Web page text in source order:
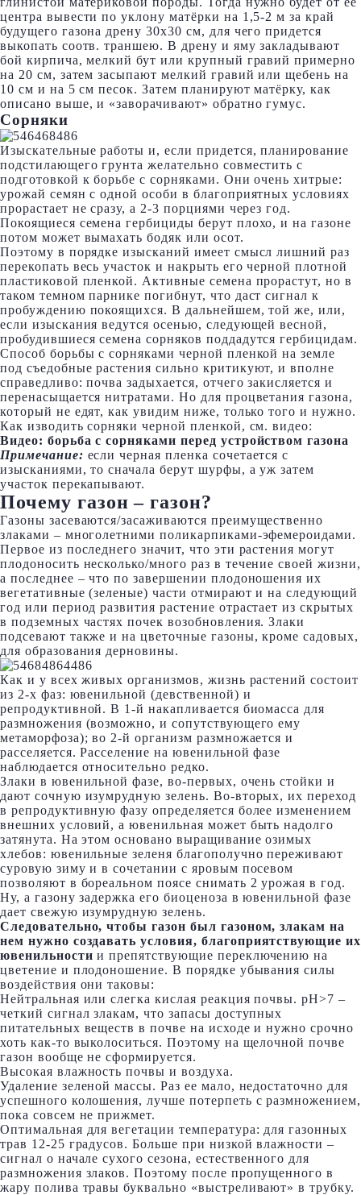
центра вывести по уклону матёрки на 1,5-2 м за край
будущего газона дрену 30х30 см, для чего придется
выкопать соотв. траншею. В дрену и яму закладывают
бой кирпича, мелкий бут или крупный гравий примерно
на 20 см, затем засыпают мелкий гравий или щебень на
10 см и на 5 см песок. Затем планируют матёрку, как
описано выше, и «заворачивают» обратно гумус.
Сорняки
Изыскательные работы и, если придется, планирование
подстилающего грунта желательно совместить с
подготовкой к борьбе с сорняками. Они очень хитрые:
урожай семян с одной особи в благоприятных условиях
прорастает не сразу, а 2-3 порциями через год.
Покоящиеся семена гербициды берут плохо, и на газоне
потом может вымахать бодяк или осот.
Поэтому в порядке изысканий имеет смысл лишний раз
перекопать весь участок и накрыть его черной плотной
пластиковой пленкой. Активные семена прорастут, но в
таком темном парнике погибнут, что даст сигнал к
пробуждению покоящихся. В дальнейшем, той же, или,
если изыскания ведутся осенью, следующей весной,
пробудившиеся семена сорняков поддадутся гербицидам.
Способ борьбы с сорняками черной пленкой на земле
под съедобные растения сильно критикуют, и вполне
справедливо: почва задыхается, отчего закисляется и
перенасыщается нитратами. Но для процветания газона,
который не едят, как увидим ниже, только того и нужно.
Как изводить сорняки черной пленкой, см. видео:
Видео: борьба с сорняками перед устройством газона
Примечание: если черная пленка сочетается с
изысканиями, то сначала берут шурфы, а уж затем
участок перекапывают.
Почему газон – газон?
Газоны засеваются/засаживаются преимущественно
злаками – многолетними поликарпиками-эфемероидами.
Первое из последнего значит, что эти растения могут
плодоносить несколько/много раз в течение своей жизни,
а последнее – что по завершении плодоношения их
вегетативные (зеленые) части отмирают и на следующий
год или период развития растение отрастает из скрытых
в подземных частях почек возобновления. Злаки
подсевают также и на цветочные газоны, кроме садовых,
для образования дерновины.
Как и у всех живых организмов, жизнь растений состоит
из 2-х фаз: ювенильной (девственной) и
репродуктивной. В 1-й накапливается биомасса для
размножения (возможно, и сопутствующего ему
метаморфоза); во 2-й организм размножается и
расселяется. Расселение на ювенильной фазе
наблюдается относительно редко.
Злаки в ювенильной фазе, во-первых, очень стойки и
дают сочную изумрудную зелень. Во-вторых, их переход
в репродуктивную фазу определяется более изменением
внешних условий, а ювенильная может быть надолго
затянута. На этом основано выращивание озимых
хлебов: ювенильные зеленя благополучно переживают
суровую зиму и в сочетании с яровым посевом
позволяют в бореальном поясе снимать 2 урожая в год.
Ну, а газону задержка его биоценоза в ювенильной фазе
дает свежую изумрудную зелень.
Следовательно, чтобы газон был газоном, злакам на
нем нужно создавать условия, благоприятствующие их
ювенильности и препятствующие переключению на
цветение и плодоношение. В порядке убывания силы
воздействия они таковы:
Нейтральная или слегка кислая реакция почвы. pH>7 –
четкий сигнал злакам, что запасы доступных
питательных веществ в почве на исходе и нужно срочно
хоть как-то выколоситься. Поэтому на щелочной почве
газон вообще не сформируется.
Высокая влажность почвы и воздуха.
Удаление зеленой массы. Раз ее мало, недостаточно для
успешного колошения, лучше потерпеть с размножением,
пока совсем не прижмет.
Оптимальная для вегетации температура: для газонных
трав 12-25 градусов. Больше при низкой влажности –
сигнал о начале сухого сезона, естественного для
размножения злаков. Поэтому после пропущенного в
жару полива травы буквально «выстреливают» в трубку.